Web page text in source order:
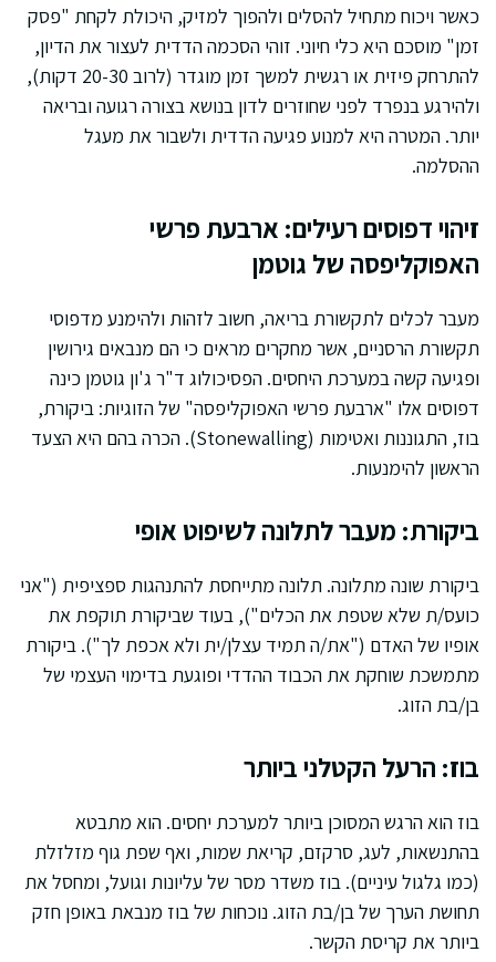
כאשר ויכוח מתחיל להסלים ולהפוך למזיק, היכולת לקחת "פסק
זמן" מוסכם היא כלי חיוני. זוהי הסכמה הדדית לעצור את הדיון,
להתרחק פיזית או רגשית למשך זמן מוגדר (לרוב 20-30 דקות),
ולהירגע בנפרד לפני שחוזרים לדון בנושא בצורה רגועה ובריאה
יותר. המטרה היא למנוע פגיעה הדדית ולשבור את מעגל
ההסלמה.
זיהוי דפוסים רעילים: ארבעת פרשי
האפוקליפסה של גוטמן
מעבר לכלים לתקשורת בריאה, חשוב לזהות ולהימנע מדפוסי
תקשורת הרסניים, אשר מחקרים מראים כי הם מנבאים גירושין
ופגיעה קשה במערכת היחסים. הפסיכולוג ד"ר ג'ון גוטמן כינה
דפוסים אלו "ארבעת פרשי האפוקליפסה" של הזוגיות: ביקורת,
בוז, התגוננות ואטימות (Stonewalling). הכרה בהם היא הצעד
הראשון להימנעות.
ביקורת: מעבר לתלונה לשיפוט אופי
ביקורת שונה מתלונה. תלונה מתייחסת להתנהגות ספציפית ("אני
כועס/ת שלא שטפת את הכלים"), בעוד שביקורת תוקפת את
אופיו של האדם ("את/ה תמיד עצלן/ית ולא אכפת לך"). ביקורת
מתמשכת שוחקת את הכבוד ההדדי ופוגעת בדימוי העצמי של
בן/בת הזוג.
בוז: הרעל הקטלני ביותר
בוז הוא הרגש המסוכן ביותר למערכת יחסים. הוא מתבטא
בהתנשאות, לעג, סרקזם, קריאת שמות, ואף שפת גוף מזלזלת
(כמו גלגול עיניים). בוז משדר מסר של עליונות וגועל, ומחסל את
תחושת הערך של בן/בת הזוג. נוכחות של בוז מנבאת באופן חזק
ביותר את קריסת הקשר.